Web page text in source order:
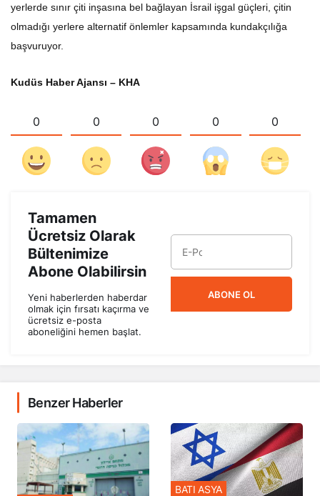
yerlerde sınır çiti inşasına bel bağlayan İsrail işgal güçleri, çitin
olmadığı yerlere alternatif önlemler kapsamında kundakçılığa
başvuruyor.
Kudüs Haber Ajansı – KHA
0 0 0 0 0
Tamamen
Ücretsiz Olarak
Bültenimize
Abone Olabilirsin
Yeni haberlerden haberdar
olmak için fırsatı kaçırma ve
ücretsiz e-posta
aboneliğini hemen başlat.
ABONE OL
Benzer Haberler
BATI ASYA